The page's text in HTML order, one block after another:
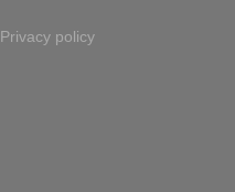
Privacy policy